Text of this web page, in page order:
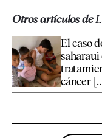
Otros artículos de
El caso
saharaui
cáncer